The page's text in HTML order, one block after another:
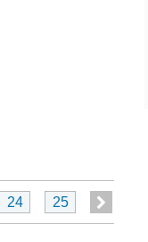
24 25